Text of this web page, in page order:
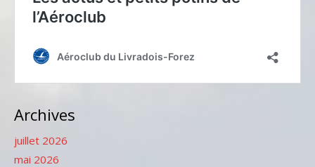
Archives
juillet 2026
mai 2026